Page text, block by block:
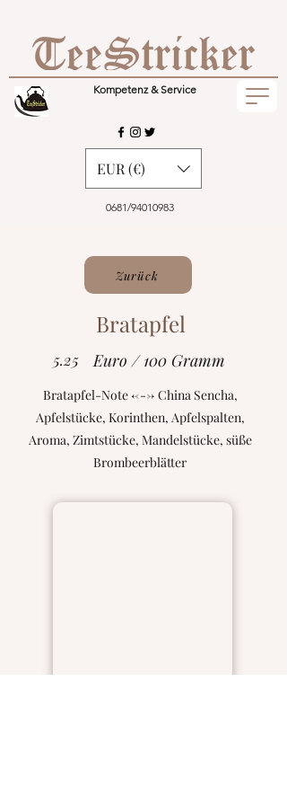
Kompetenz & Service
0681/94010983
EUR (€)
Zurück
Bratapfel
5.25 Euro / 100 Gramm
Bratapfel-Note <---> China Sencha,
Apfelstücke, Korinthen, Apfelspalten,
Aroma, Zimtstücke, Mandelstücke, süße
Brombeerblätter